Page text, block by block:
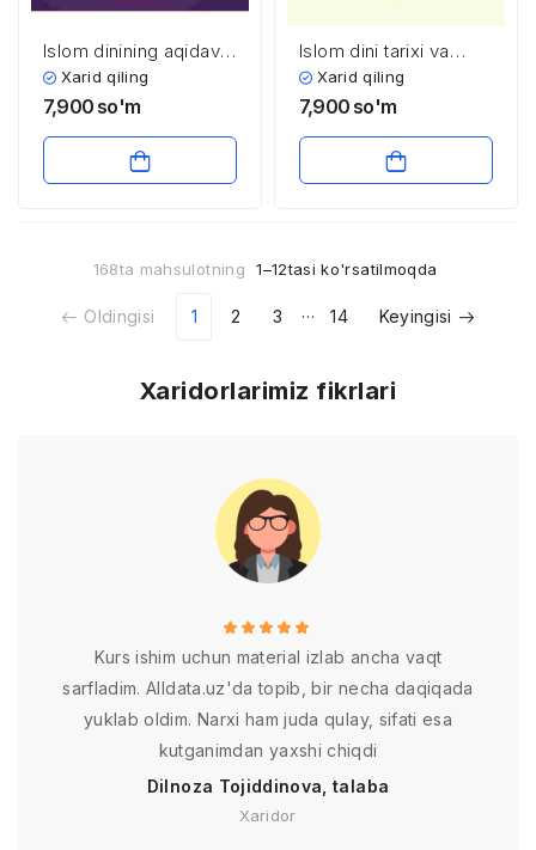
Islom dinining aqidaviy
yo’nalishlari va
maktablari
Xarid qiling
7,900 so'm
Islom dini tarixi va
falsafasi
Xarid qiling
7,900 so'm
168ta mahsulotning 1–12tasi ko'rsatilmoqda
Oldingisi 1 2 3 … 14 Keyingisi
Xaridorlarimiz fikrlari
Kurs ishim uchun material izlab ancha vaqt
sarfladim. Alldata.uz'da topib, bir necha daqiqada
yuklab oldim. Narxi ham juda qulay, sifati esa
kutganimdan yaxshi chiqdi
Dilnoza Tojiddinova, talaba
Xaridor